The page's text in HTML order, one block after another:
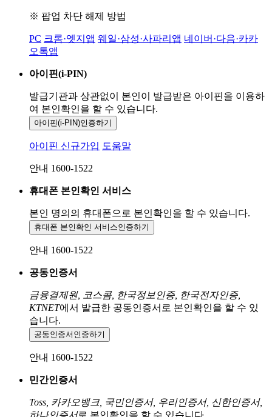
※ 팝업 차단 해제 방법
PC 크롬·엣지앱 웨일·삼성·사파리앱 네이버·다음·카카
오톡앱
아이핀(i-PIN)
발급기관과 상관없이 본인이 발급받은 아이핀을 이용하
여 본인확인을 할 수 있습니다.
아이핀(i-PIN)인증하기
아이핀 신규가입 도움말
안내 1600-1522
휴대폰 본인확인 서비스
본인 명의의 휴대폰으로 본인확인을 할 수 있습니다.
휴대폰 본인확인 서비스인증하기
안내 1600-1522
공동인증서
금융결제원, 코스콤, 한국정보인증, 한국전자인증,
KTNET에서 발급한 공동인증서로 본인확인을 할 수 있
습니다.
공동인증서 인증하기
안내 1600-1522
민간인증서
Toss, 카카오뱅크, 국민인증서, 우리인증서, 신한인증서,